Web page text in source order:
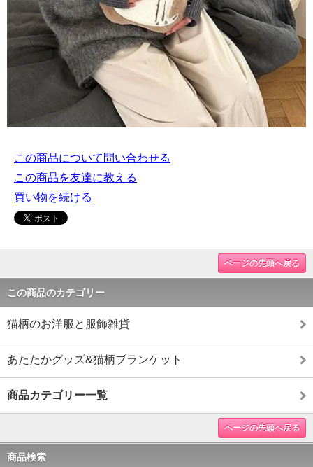
この商品について問い合わせる
この商品を友達に教える
買い物を続ける
ページの先頭へ戻る
この商品のカテゴリー
猫柄のお洋服と服飾雑貨
あたたかグッズ&猫柄ブランケット
商品カテゴリー一覧
ページの先頭へ戻る
商品検索